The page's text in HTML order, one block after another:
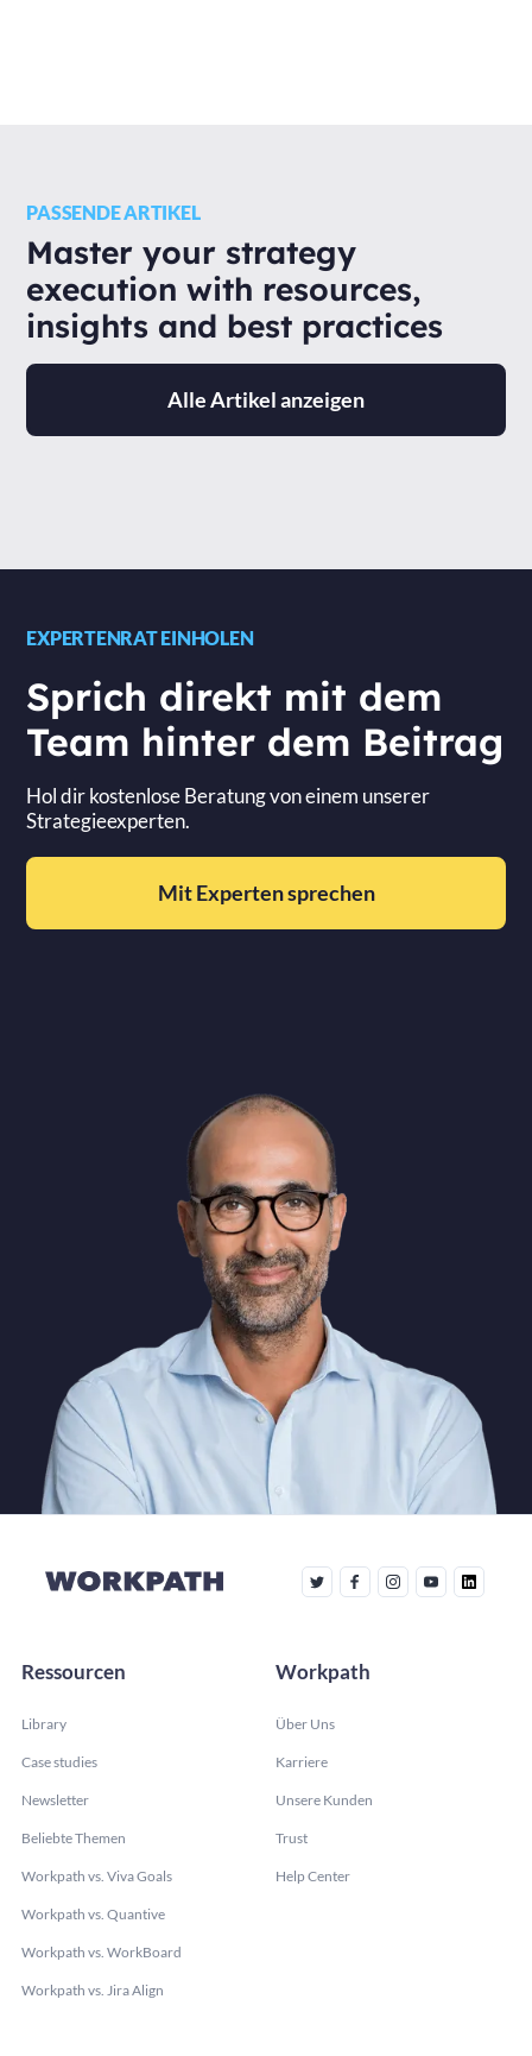
PASSENDE ARTIKEL
Master your strategy
execution with resources,
insights and best practices
Alle Artikel anzeigen
EXPERTENRAT EINHOLEN
Sprich direkt mit dem
Team hinter dem Beitrag
Hol dir kostenlose Beratung von einem unserer
Strategieexperten.
Mit Experten sprechen
Ressourcen
Library
Case studies
Newsletter
Beliebte Themen
Workpath vs. Viva Goals
Workpath vs. Quantive
Workpath vs. WorkBoard
Workpath vs. Jira Align
Workpath
Über Uns
Karriere
Unsere Kunden
Trust
Help Center